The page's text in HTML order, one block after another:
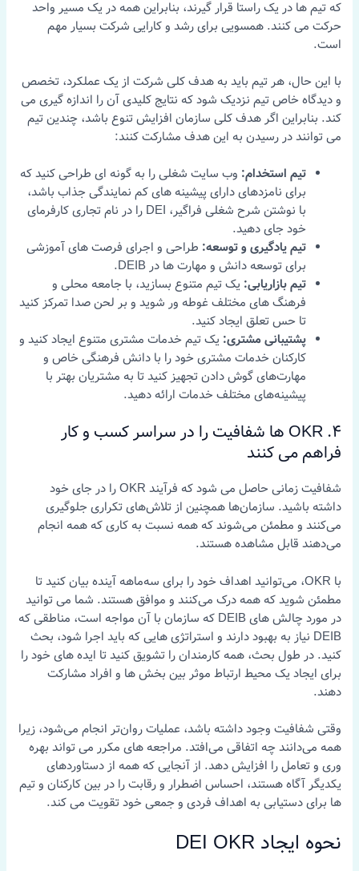
که تیم ها در یک راستا قرار گیرند، بنابراین همه در یک مسیر واحد
حرکت می کنند. همسویی برای رشد و کارایی شرکت بسیار مهم
است.
با این حال، هر تیم باید به هدف کلی شرکت از یک عملکرد، تخصص
و دیدگاه خاص تیم نزدیک شود که نتایج کلیدی آن را اندازه گیری می
کند. بنابراین اگر هدف کلی سازمان افزایش تنوع باشد، چندین تیم
می توانند در رسیدن به این هدف مشارکت کنند:
تیم استخدام: وب سایت شغلی را به گونه ای طراحی کنید که
برای نامزدهای دارای پیشینه های کم نمایندگی جذاب باشد،
با نوشتن شرح شغلی فراگیر، DEI را در نام تجاری کارفرمای
خود جای دهید.
تیم یادگیری و توسعه: طراحی و اجرای فرصت های آموزشی
برای توسعه دانش و مهارت ها در DEIB.
تیم بازاریابی: یک تیم متنوع بسازید، با جامعه محلی و
فرهنگ های مختلف غوطه ور شوید و بر لحن صدا تمرکز کنید
تا حس تعلق ایجاد کنید.
پشتیبانی مشتری: یک تیم خدمات مشتری متنوع ایجاد کنید و
کارکنان خدمات مشتری خود را با دانش فرهنگی خاص و
مهارت‌های گوش دادن تجهیز کنید تا به مشتریان بهتر با
پیشینه‌های مختلف خدمات ارائه دهید.
4. OKR ها شفافیت را در سراسر کسب و کار
فراهم می کنند
شفافیت زمانی حاصل می شود که فرآیند OKR را در جای خود
داشته باشید. سازمان‌ها همچنین از تلاش‌های تکراری جلوگیری
می‌کنند و مطمئن می‌شوند که همه نسبت به کاری که همه انجام
می‌دهند قابل مشاهده هستند.
با OKR، می‌توانید اهداف خود را برای سه‌ماهه آینده بیان کنید تا
مطمئن شوید که همه درک می‌کنند و موافق هستند. شما می توانید
در مورد چالش های DEIB که سازمان با آن مواجه است، مناطقی که
DEIB نیاز به بهبود دارند و استراتژی هایی که باید اجرا شود، بحث
کنید. در طول بحث، همه کارمندان را تشویق کنید تا ایده های خود را
برای ایجاد یک محیط ارتباط موثر بین بخش ها و افراد مشارکت
دهند.
وقتی شفافیت وجود داشته باشد، عملیات روان‌تر انجام می‌شود، زیرا
همه می‌دانند چه اتفاقی می‌افتد. مراجعه های مکرر می تواند بهره
وری و تعامل را افزایش دهد. از آنجایی که همه از دستاوردهای
یکدیگر آگاه هستند، احساس اضطرار و رقابت را در بین کارکنان و تیم
ها برای دستیابی به اهداف فردی و جمعی خود تقویت می کند.
نحوه ایجاد DEI OKR